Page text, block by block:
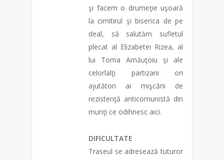
şi facem o drumeţie uşoară
la cimitirul şi biserica de pe
deal, să salutăm sufletul
plecat al Elizabetei Rizea, al
lui Toma Arnăuţoiu şi ale
celorlalţi partizani ori
ajutători ai mişcării de
rezistenţă anticomunistă din
munţi ce odihnesc aici.
DIFICULTATE
Traseul se adresează tuturor